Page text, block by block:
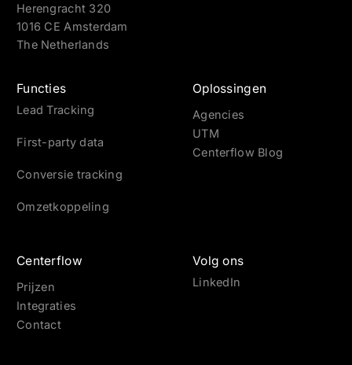
Herengracht 320
1016 CE Amsterdam
The Netherlands
Functies
Lead Tracking
First-party data
Conversie tracking
Omzetkoppeling
Oplossingen
Agencies
UTM
Centerflow Blog
Centerflow
Prijzen
Integraties
Contact
Volg ons
LinkedIn